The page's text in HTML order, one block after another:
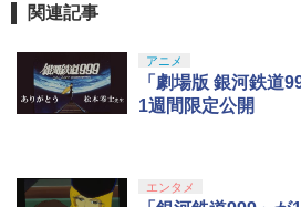
関連記事
アニメ
「劇場版 銀河鉄道
1週間限定公開
エンタメ